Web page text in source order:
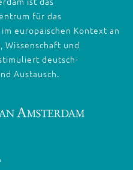
für das
europäischen Kontext an
und
deutsch-
Austausch.